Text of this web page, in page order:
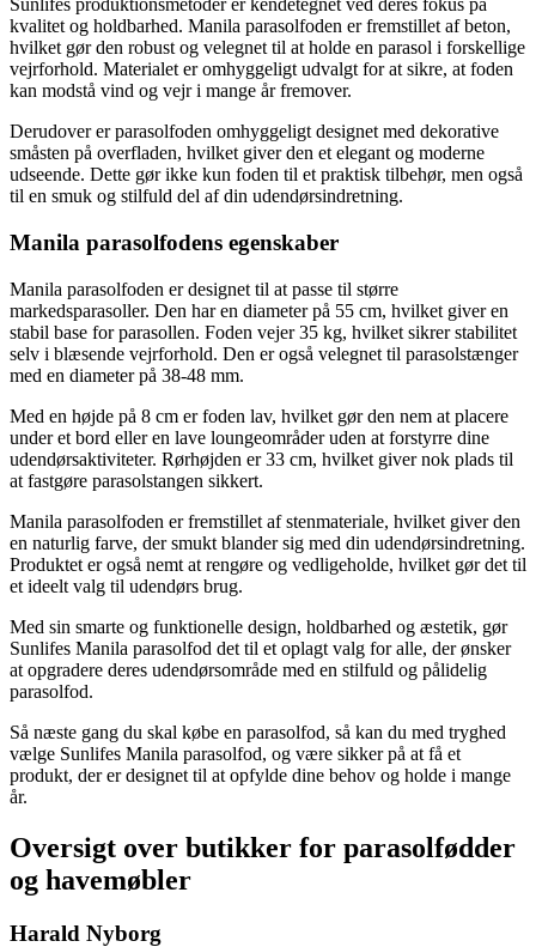
Sunlifes produktionsmetoder er kendetegnet ved deres fokus på
kvalitet og holdbarhed. Manila parasolfoden er fremstillet af beton,
hvilket gør den robust og velegnet til at holde en parasol i forskellige
vejrforhold. Materialet er omhyggeligt udvalgt for at sikre, at foden
kan modstå vind og vejr i mange år fremover.
Derudover er parasolfoden omhyggeligt designet med dekorative
småsten på overfladen, hvilket giver den et elegant og moderne
udseende. Dette gør ikke kun foden til et praktisk tilbehør, men også
til en smuk og stilfuld del af din udendørsindretning.
Manila parasolfodens egenskaber
Manila parasolfoden er designet til at passe til større
markedsparasoller. Den har en diameter på 55 cm, hvilket giver en
stabil base for parasollen. Foden vejer 35 kg, hvilket sikrer stabilitet
selv i blæsende vejrforhold. Den er også velegnet til parasolstænger
med en diameter på 38-48 mm.
Med en højde på 8 cm er foden lav, hvilket gør den nem at placere
under et bord eller en lave loungeområder uden at forstyrre dine
udendørsaktiviteter. Rørhøjden er 33 cm, hvilket giver nok plads til
at fastgøre parasolstangen sikkert.
Manila parasolfoden er fremstillet af stenmateriale, hvilket giver den
en naturlig farve, der smukt blander sig med din udendørsindretning.
Produktet er også nemt at rengøre og vedligeholde, hvilket gør det til
et ideelt valg til udendørs brug.
Med sin smarte og funktionelle design, holdbarhed og æstetik, gør
Sunlifes Manila parasolfod det til et oplagt valg for alle, der ønsker
at opgradere deres udendørsområde med en stilfuld og pålidelig
parasolfod.
Så næste gang du skal købe en parasolfod, så kan du med tryghed
vælge Sunlifes Manila parasolfod, og være sikker på at få et
produkt, der er designet til at opfylde dine behov og holde i mange
år.
Oversigt over butikker for parasolfødder
og havemøbler
Harald Nyborg